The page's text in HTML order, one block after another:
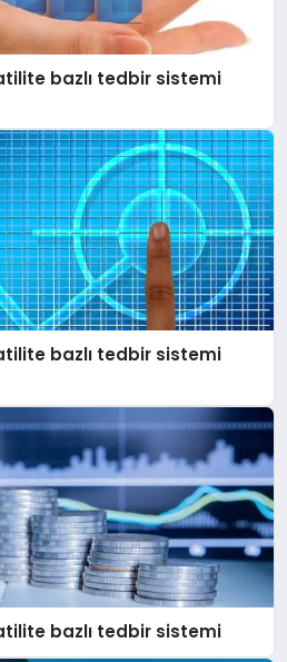
bazlı tedbir sistemi
bazlı tedbir sistemi
bazlı tedbir sistemi